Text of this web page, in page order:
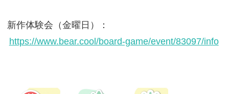
新作体験会（金曜日）：
https://www.bear.cool/board-game/event/83097/info